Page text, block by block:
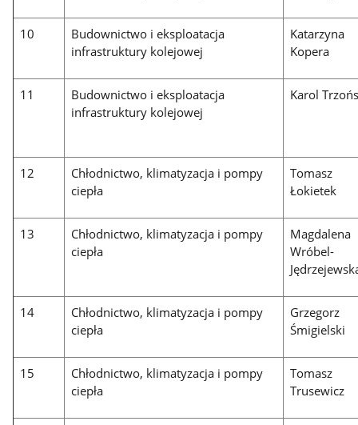
10
Budownictwo i eksploatacja
infrastruktury kolejowej
Katarzyna
Kopera
11
Budownictwo i eksploatacja
infrastruktury kolejowej
Karol
12
Chłodnictwo, klimatyzacja i pompy
ciepła
Tomasz
Łokietek
13
Chłodnictwo, klimatyzacja i pompy
ciepła
Magdalena
Wróbel-
14
Chłodnictwo, klimatyzacja i pompy
ciepła
Grzegorz
Śmigielski
15
Chłodnictwo, klimatyzacja i pompy
ciepła
Tomasz
Trusewicz